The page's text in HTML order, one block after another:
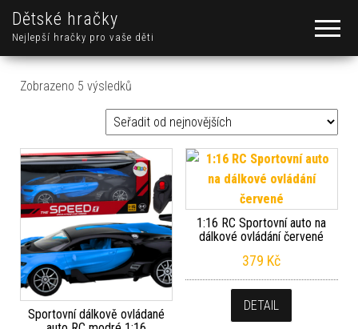
Dětské hračky
Nejlepší hračky pro vaše děti
Zobrazeno 5 výsledků
Sportovní dálkově ovládané
1:16 RC Sportovní auto na
dálkové ovládání červené
379 Kč
DETAIL